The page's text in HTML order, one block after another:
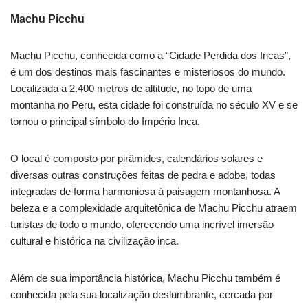
Machu Picchu
Machu Picchu, conhecida como a “Cidade Perdida dos Incas”,
é um dos destinos mais fascinantes e misteriosos do mundo.
Localizada a 2.400 metros de altitude, no topo de uma
montanha no Peru, esta cidade foi construída no século XV e se
tornou o principal símbolo do Império Inca.
O local é composto por pirâmides, calendários solares e
diversas outras construções feitas de pedra e adobe, todas
integradas de forma harmoniosa à paisagem montanhosa. A
beleza e a complexidade arquitetônica de Machu Picchu atraem
turistas de todo o mundo, oferecendo uma incrível imersão
cultural e histórica na civilização inca.
Além de sua importância histórica, Machu Picchu também é
conhecida pela sua localização deslumbrante, cercada por